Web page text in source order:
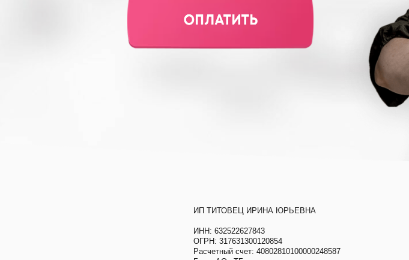
ИП ТИТОВЕЦ ИРИНА ЮРЬЕВНА
ИНН: 632522627843
ОГРН: 317631300120854
Расчетный счет: 40802810100000248587